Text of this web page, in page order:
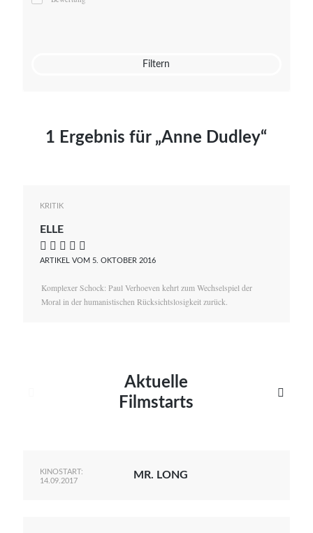
Mato von Vogelstein
Filtern
1 Ergebnis für „Anne Dudley“
KRITIK
ELLE
    
ARTIKEL VOM 5. OKTOBER 2016
Komplexer Schock: Paul Verhoeven kehrt zum Wechselspiel der
Moral in der humanistischen Rücksichtslosigkeit zurück.
Aktuelle
Filmstarts

KINOSTART:
14.09.2017
MR. LONG